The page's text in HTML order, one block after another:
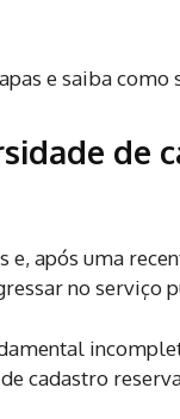
e saiba como
de
e, após uma
no serviço
cadastro